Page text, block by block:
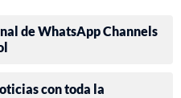
de WhatsApp Channels
con toda la